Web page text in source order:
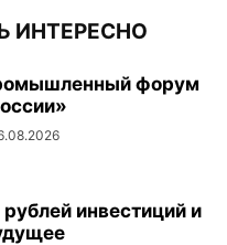
ИНТЕРЕСНО
форум
рублей инвестиций и